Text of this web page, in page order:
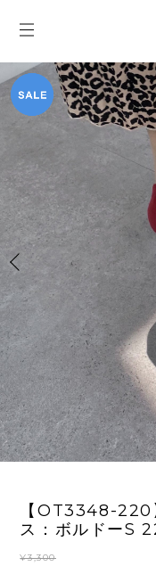
【OT3348-220
ス：ボルドーS
¥3,300